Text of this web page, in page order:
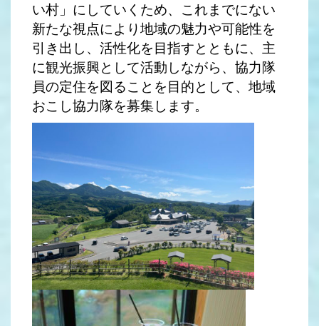
い村」にしていくため、これまでにない
新たな視点により地域の魅力や可能性を
引き出し、活性化を目指すとともに、主
に観光振興として活動しながら、協力隊
員の定住を図ることを目的として、地域
おこし協力隊を募集します。